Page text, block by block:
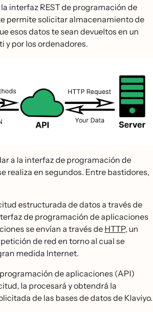
interfaz REST de programación de
permite solicitar almacenamiento de
esos datos te sean devueltos en un
y por los ordenadores.
a la interfaz de programación de
realiza en segundos. Entre bastidores,
estructurada de datos a través de
de programación de aplicaciones
se envían a través de HTTP, un
de red en torno al cual se
medida Internet.
de aplicaciones (API)
la procesará y obtendrá la
de las bases de datos de Klaviyo.